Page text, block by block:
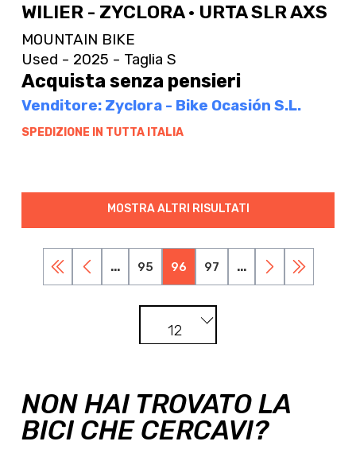
WILIER - ZYCLORA · URTA SLR AXS
MOUNTAIN BIKE
Used - 2025 - Taglia S
Acquista senza pensieri
Venditore: Zyclora - Bike Ocasión S.L.
SPEDIZIONE IN TUTTA ITALIA
MOSTRA ALTRI RISULTATI
... 95 96 97 ...
12
NON HAI TROVATO LA
BICI CHE CERCAVI?